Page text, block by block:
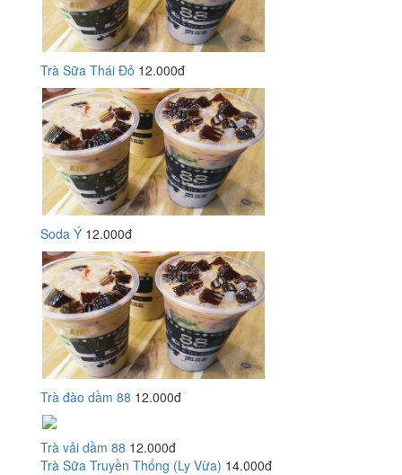
Trà Sữa Thái Đỏ 12.000đ
Soda Ý 12.000đ
Trà đào dầm 88 12.000đ
Trà vải dầm 88 12.000đ
Trà Sữa Truyền Thống (Ly Vừa) 14.000đ